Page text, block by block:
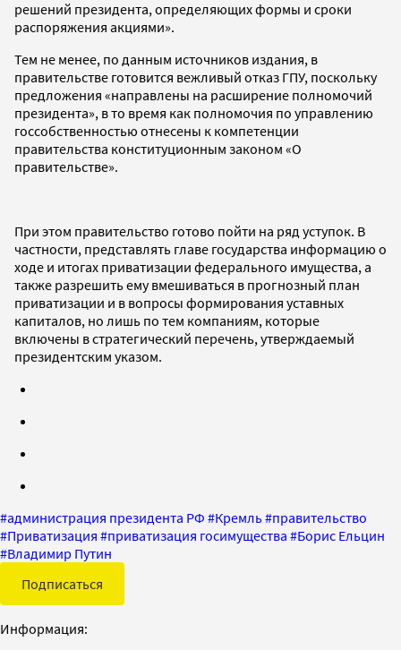
решений президента, определяющих формы и сроки
распоряжения акциями».
Тем не менее, по данным источников издания, в
правительстве готовится вежливый отказ ГПУ, поскольку
предложения «направлены на расширение полномочий
президента», в то время как полномочия по управлению
госсобственностью отнесены к компетенции
правительства конституционным законом «О
правительстве».
При этом правительство готово пойти на ряд уступок. В
частности, представлять главе государства информацию о
ходе и итогах приватизации федерального имущества, а
также разрешить ему вмешиваться в прогнозный план
приватизации и в вопросы формирования уставных
капиталов, но лишь по тем компаниям, которые
включены в стратегический перечень, утверждаемый
президентским указом.
#администрация президента РФ #Кремль#правительство
#Приватизация #приватизация госимущества #Борис Ельцин
#Владимир Путин
Подписаться
Информация: